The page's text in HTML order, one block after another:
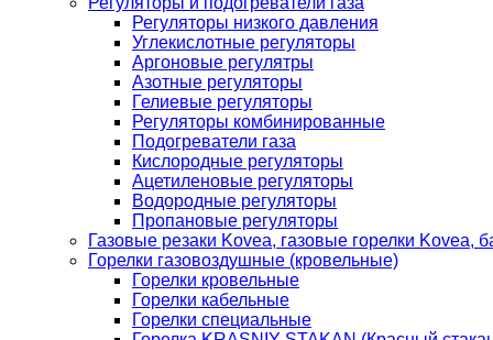
Регуляторы низкого давления
Углекислотные регуляторы
Аргоновые регулятры
Азотные регуляторы
Гелиевые регуляторы
Регуляторы комбинированные
Подогреватели газа
Кислородные регуляторы
Ацетиленовые регуляторы
Водородные регуляторы
Пропановые регуляторы
Газовые резаки Kovea, газовые горелки Kovea,
Горелки газовоздушные (кровельные)
Горелки кровельные
Горелки кабельные
Горелки специальные